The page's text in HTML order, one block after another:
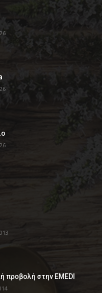
προβολή στην EMEDI